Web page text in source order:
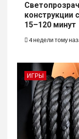
конструкции
15–120 минут
4 недели тому
ИГРЫ